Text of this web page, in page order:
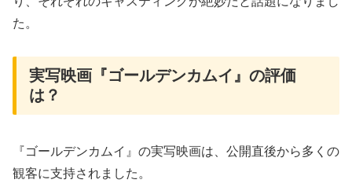
た。
実写映画『ゴールデンカムイ』の評価
は？
『ゴールデンカムイ』の実写映画は、公開直後から多くの
観客に支持されました。